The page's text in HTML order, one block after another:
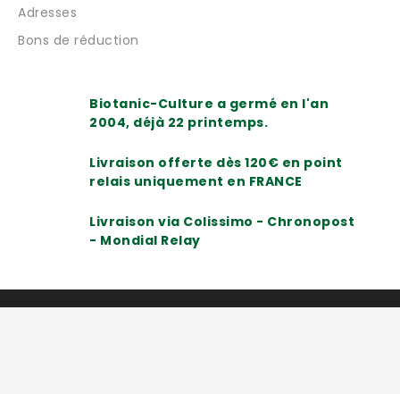
Adresses
Bons de réduction
Biotanic-Culture a germé en l'an
2004, déjà 22 printemps.
Livraison offerte dès 120€ en point
relais uniquement en FRANCE
Livraison via Colissimo - Chronopost
- Mondial Relay